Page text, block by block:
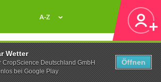
Wetter
CropScience Deutschland GmbH
bei Google Play
Öffnen
A-Z